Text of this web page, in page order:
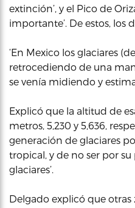
extinción’, y el Pico de
importante’. De estos, los
‘En Mexico los glaciares
retrocediendo de una
se venía midiendo y
Explicó que la altitud de
metros, 5,230 y 5,636,
generación de glaciares
tropical, y de no ser por
glaciares’.
Delgado explicó que